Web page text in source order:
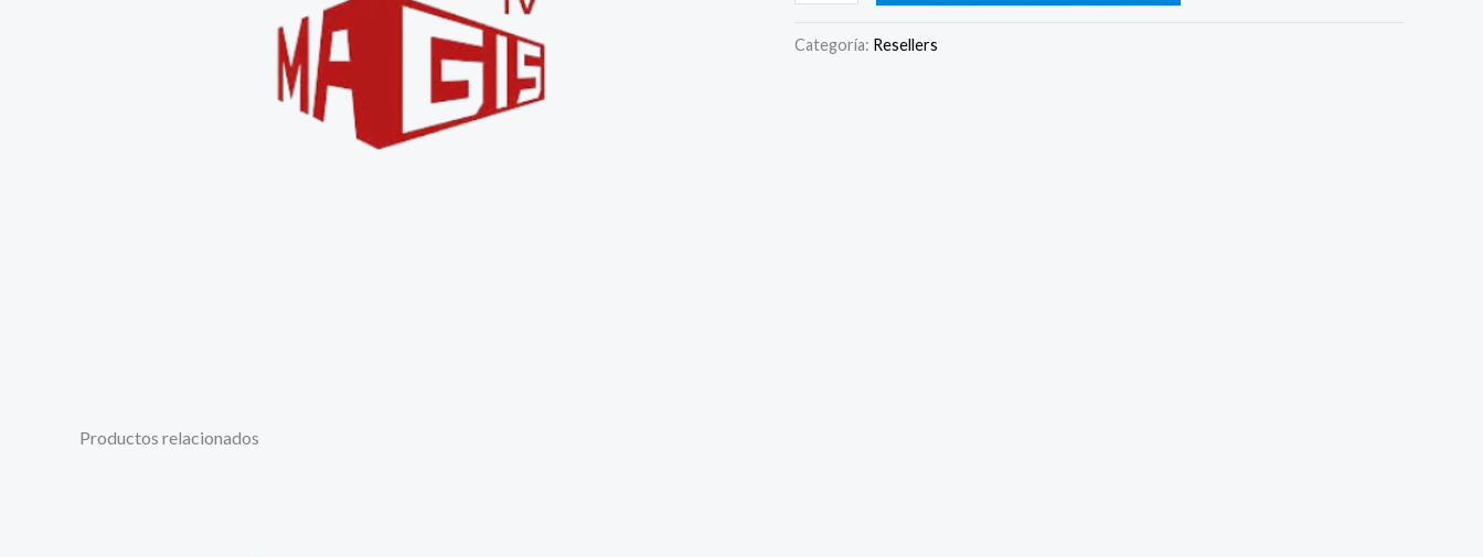
Categoría: Resellers
Productos relacionados